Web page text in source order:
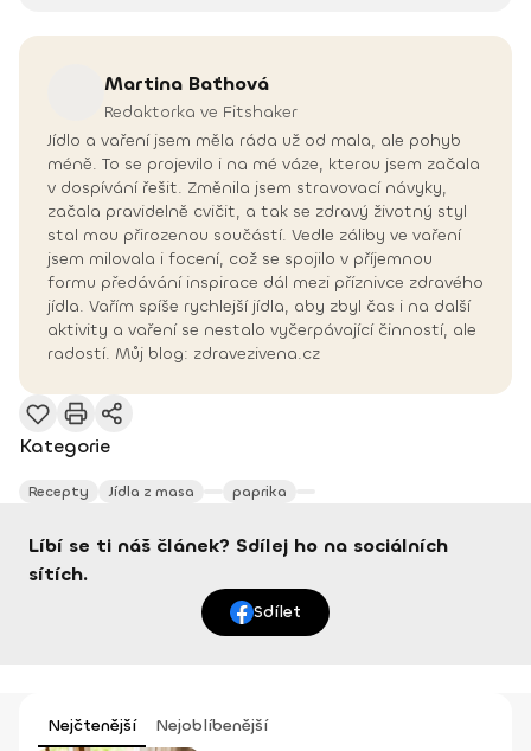
Martina Baťhová
Redaktorka ve Fitshaker
Jídlo a vaření jsem měla ráda už od mala, ale pohyb
méně. To se projevilo i na mé váze, kterou jsem začala
v dospívání řešit. Změnila jsem stravovací návyky,
začala pravidelně cvičit, a tak se zdravý životný styl
stal mou přirozenou součástí. Vedle záliby ve vaření
jsem milovala i focení, což se spojilo v příjemnou
formu předávání inspirace dál mezi příznivce zdravého
jídla. Vařím spíše rychlejší jídla, aby zbyl čas i na další
aktivity a vaření se nestalo vyčerpávající činností, ale
radostí. Můj blog: zdravezivena.cz
Kategorie
Recepty Jídla z masa paprika
Líbí se ti náš článek? Sdílej ho na sociálních
sítích.
Sdílet
Nejčtenější Nejoblíbenější